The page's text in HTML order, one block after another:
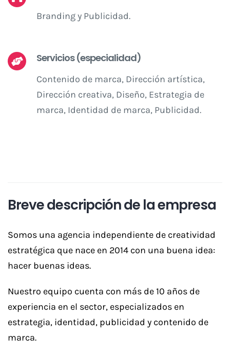
Branding y Publicidad.
Servicios (especialidad)
Contenido de marca, Dirección artística,
Dirección creativa, Diseño, Estrategia de
marca, Identidad de marca, Publicidad.
Breve descripción de la empresa
Somos una agencia independiente de creatividad
estratégica que nace en 2014 con una buena idea:
hacer buenas ideas.
Nuestro equipo cuenta con más de 10 años de
experiencia en el sector, especializados en
estrategia, identidad, publicidad y contenido de
marca.